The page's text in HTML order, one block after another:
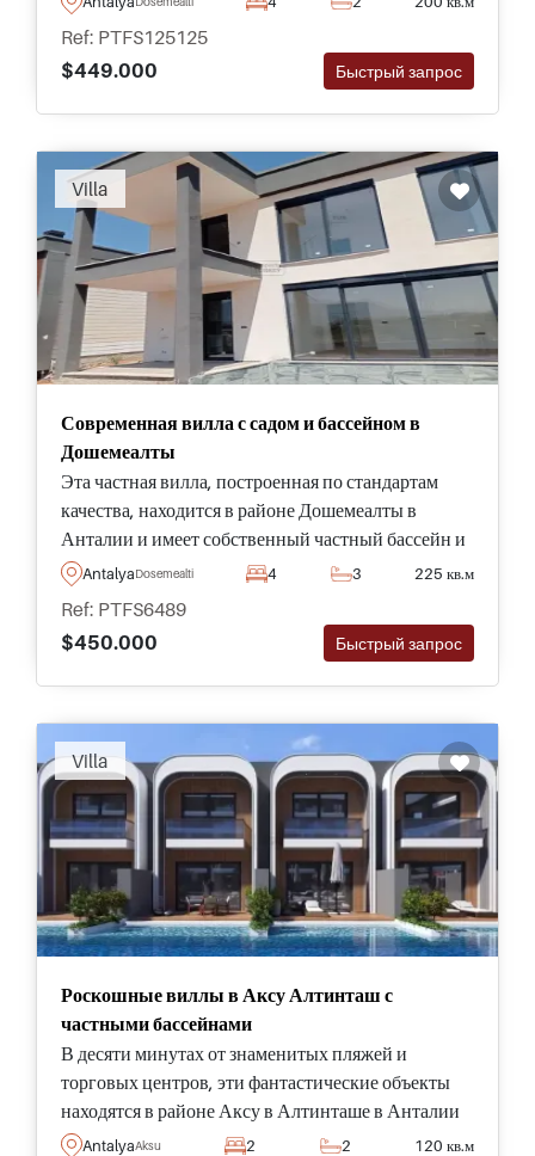
строительства бассейна.
Ref: PTFS125125
$449.000
Быстрый запрос
Villa
Современная вилла с садом и бассейном в
Дошемеалты
Эта частная вилла, построенная по стандартам
качества, находится в районе Дошемеалты в
Анталии и имеет собственный частный бассейн и
ландшафтный сад, – подходящий для тех, кто
AntalyaDosemealti 4 3 225 кв.м
Ref: PTFS6489
$450.000
Быстрый запрос
Villa
Роскошные виллы в Аксу Алтинташ с
частными бассейнами
В десяти минутах от знаменитых пляжей и
торговых центров, эти фантастические объекты
находятся в районе Аксу в Алтинташе в Анталии
для продажи и имеют доступ к ряду социальных
AntalyaAksu 2 2 120 кв.м